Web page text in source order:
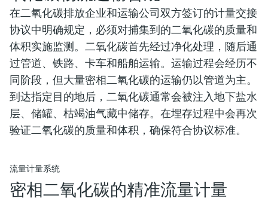
在二氧化碳排放企业和运输公司双方签订的计量交接
协议中明确规定，必须对捕集到的二氧化碳的质量和
体积实施监测。二氧化碳首先经过净化处理，随后通
过管道、铁路、卡车和船舶运输。运输过程会经历不
同阶段，但大量密相二氧化碳的运输仍以管道为主。
到达指定目的地后，二氧化碳通常会被注入地下盐水
层、储罐、枯竭油气藏中储存。在埋存过程中会再次
验证二氧化碳的质量和体积，确保符合协议标准。
流量计量系统
密相二氧化碳的精准流量计量